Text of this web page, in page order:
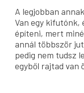
A legjobban
Van egy kifutónk,
építeni, mert
annál többször
pedig nem tudsz
egyből rajtad van